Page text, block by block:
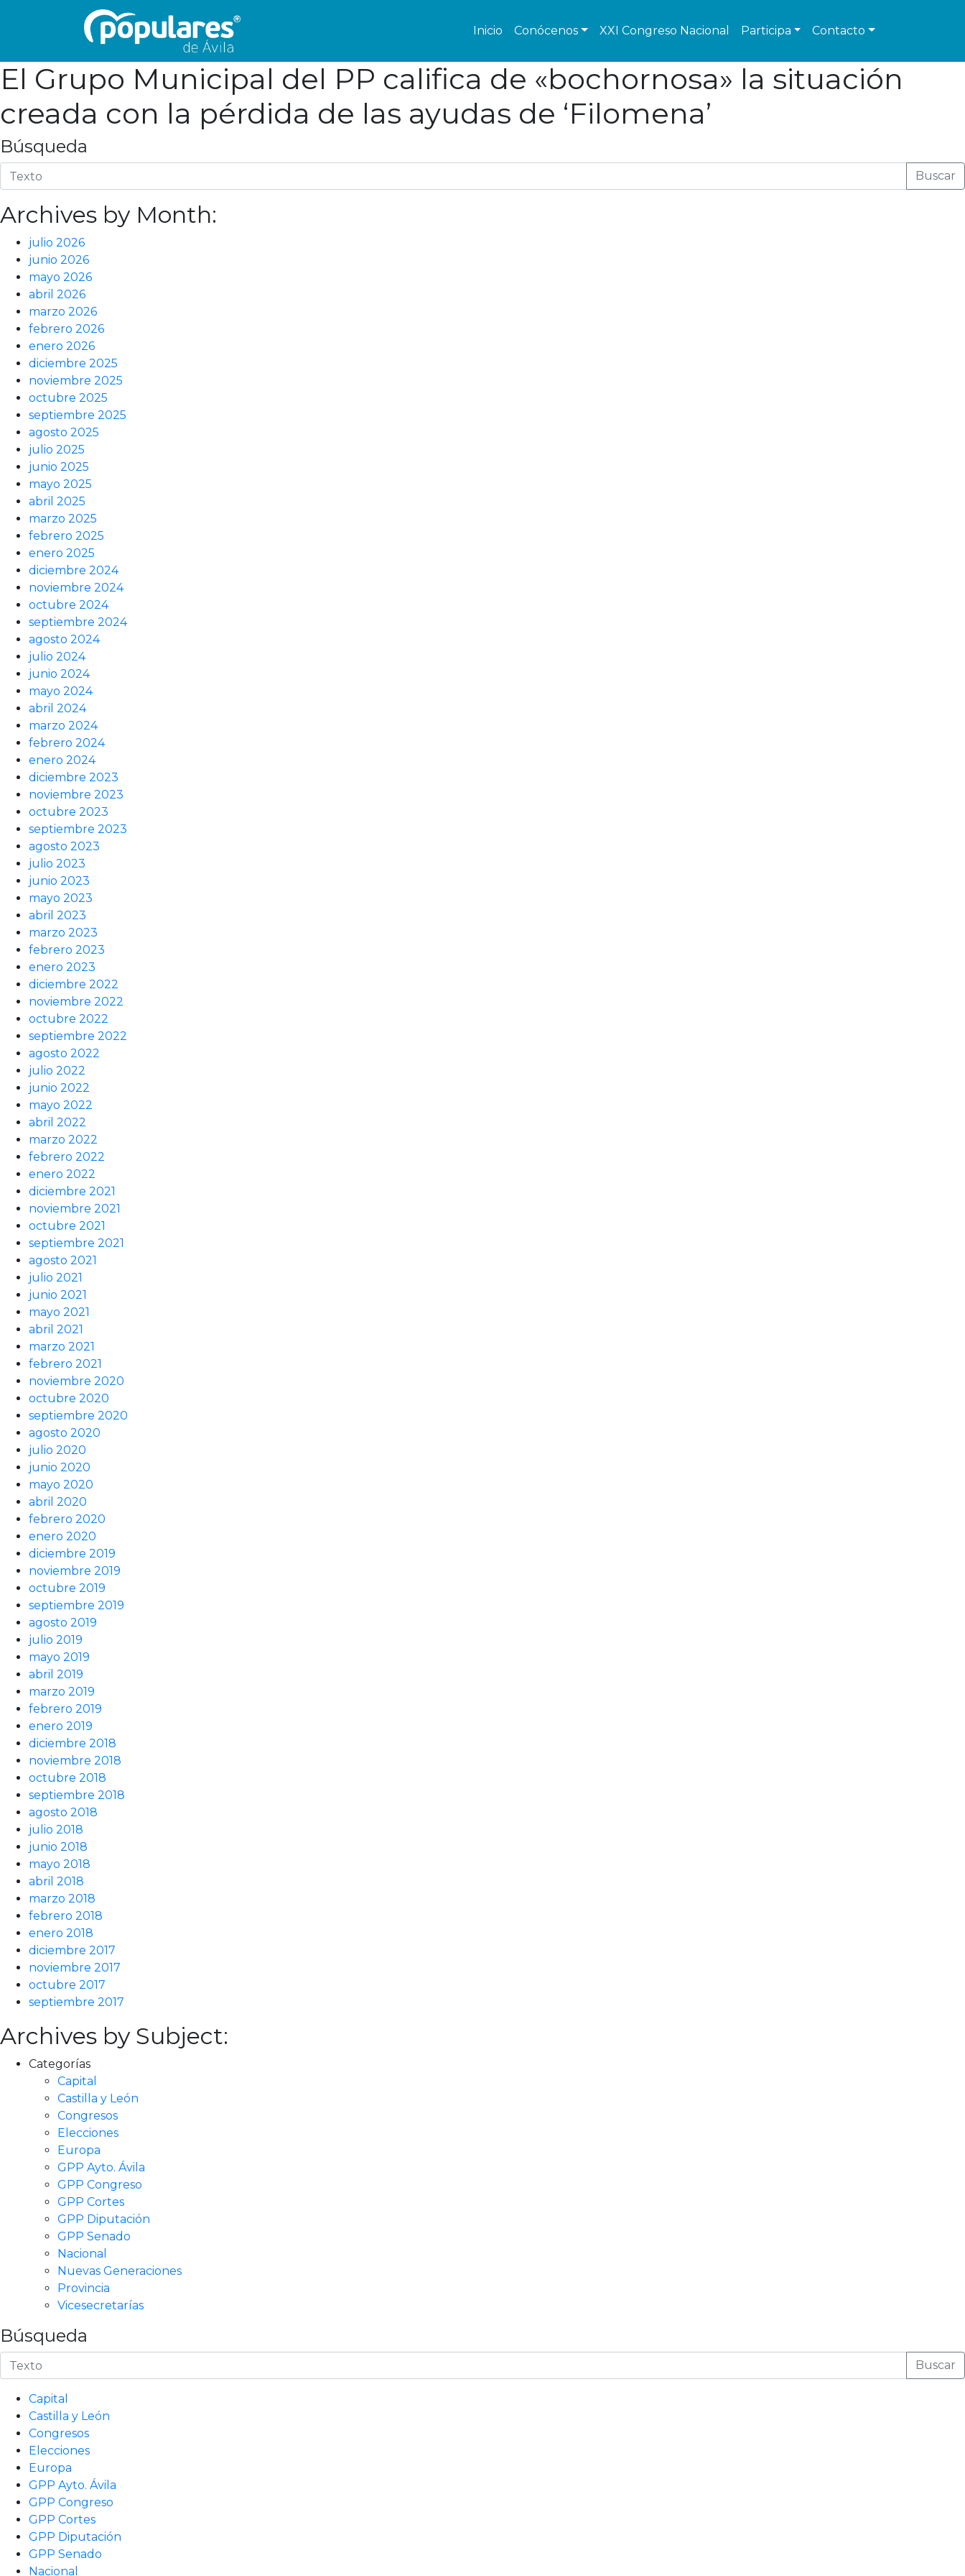
Inicio Conócenos XXI Congreso Nacional Participa Contacto
El Grupo Municipal del PP califica de «bochornosa» la situación
creada con la pérdida de las ayudas de ‘Filomena’
Búsqueda
Buscar
Archives by Month:
julio 2026
junio 2026
mayo 2026
abril 2026
marzo 2026
febrero 2026
enero 2026
diciembre 2025
noviembre 2025
octubre 2025
septiembre 2025
agosto 2025
julio 2025
junio 2025
mayo 2025
abril 2025
marzo 2025
febrero 2025
enero 2025
diciembre 2024
noviembre 2024
octubre 2024
septiembre 2024
agosto 2024
julio 2024
junio 2024
mayo 2024
abril 2024
marzo 2024
febrero 2024
enero 2024
diciembre 2023
noviembre 2023
octubre 2023
septiembre 2023
agosto 2023
julio 2023
junio 2023
mayo 2023
abril 2023
marzo 2023
febrero 2023
enero 2023
diciembre 2022
noviembre 2022
octubre 2022
septiembre 2022
agosto 2022
julio 2022
junio 2022
mayo 2022
abril 2022
marzo 2022
febrero 2022
enero 2022
diciembre 2021
noviembre 2021
octubre 2021
septiembre 2021
agosto 2021
julio 2021
junio 2021
mayo 2021
abril 2021
marzo 2021
febrero 2021
noviembre 2020
octubre 2020
septiembre 2020
agosto 2020
julio 2020
junio 2020
mayo 2020
abril 2020
febrero 2020
enero 2020
diciembre 2019
noviembre 2019
octubre 2019
septiembre 2019
agosto 2019
julio 2019
mayo 2019
abril 2019
marzo 2019
febrero 2019
enero 2019
diciembre 2018
noviembre 2018
octubre 2018
septiembre 2018
agosto 2018
julio 2018
junio 2018
mayo 2018
abril 2018
marzo 2018
febrero 2018
enero 2018
diciembre 2017
noviembre 2017
octubre 2017
septiembre 2017
Archives by Subject:
Categorías
Capital
Castilla y León
Congresos
Elecciones
Europa
GPP Ayto. Ávila
GPP Congreso
GPP Cortes
GPP Diputación
GPP Senado
Nacional
Nuevas Generaciones
Provincia
Vicesecretarías
Búsqueda
Buscar
Capital
Castilla y León
Congresos
Elecciones
Europa
GPP Ayto. Ávila
GPP Congreso
GPP Cortes
GPP Diputación
GPP Senado
Nacional